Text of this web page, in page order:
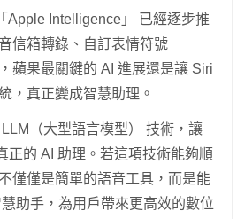
Apple Intelligence」 已經逐步推
信箱轉錄、自訂表情符號
蘋果最關鍵的 AI 進展還是讓 Siri
，真正變成智慧助理。
（大型語言模型） 技術，讓
正的 AI 助理。若這項技術能夠順
僅僅是簡單的語音工具，而是能
助手，為用戶帶來更高效的數位